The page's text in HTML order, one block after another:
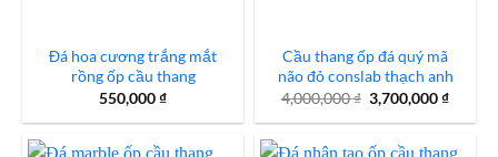
Đá hoa cương trắng mắt
rồng ốp cầu thang
550,000₫
Cầu thang ốp đá quý mã
não đỏ conslab thạch anh
4,000,000₫ Giá
gốc
là:
4,000,000 ₫.
3,700,000₫Giá
tại